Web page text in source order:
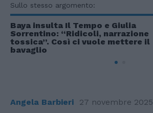
Sullo stesso argomento:
Baya insulta Il Tempo e Giulia
Sorrentino: “Ridicoli, narrazione
tossica”. Così ci vuole mettere il
bavaglio
Angela Barbieri 27 novembre 2025